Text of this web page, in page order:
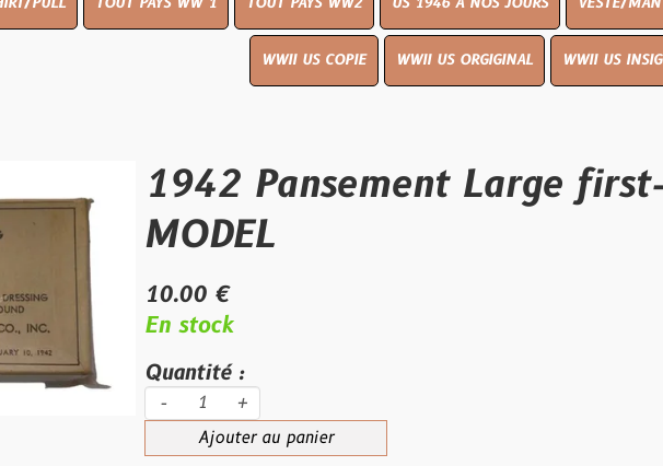
WWII US COPIE WWII US ORGIGINAL WWII US INSIGNES
1942 Pansement Large first-aid
MODEL
10.00 €
En stock
Quantité :
Ajouter au panier